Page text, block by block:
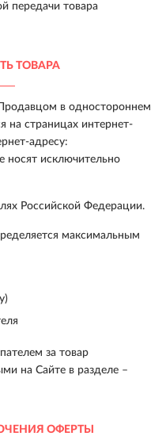
передачи товара
ТОВАРА
в одностороннем
на страницах интернет-
адресу:
носят исключительно
Российской Федерации.
максимальным
за товар
на Сайте в разделе –
ОФЕРТЫ